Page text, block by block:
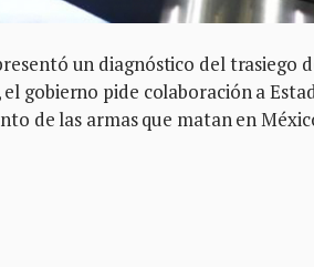
un diagnóstico del trasiego
gobierno pide colaboración a
de las armas que matan en